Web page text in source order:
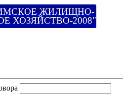
ЖИЛИЩНО-
ХОЗЯЙСТВО-2008"